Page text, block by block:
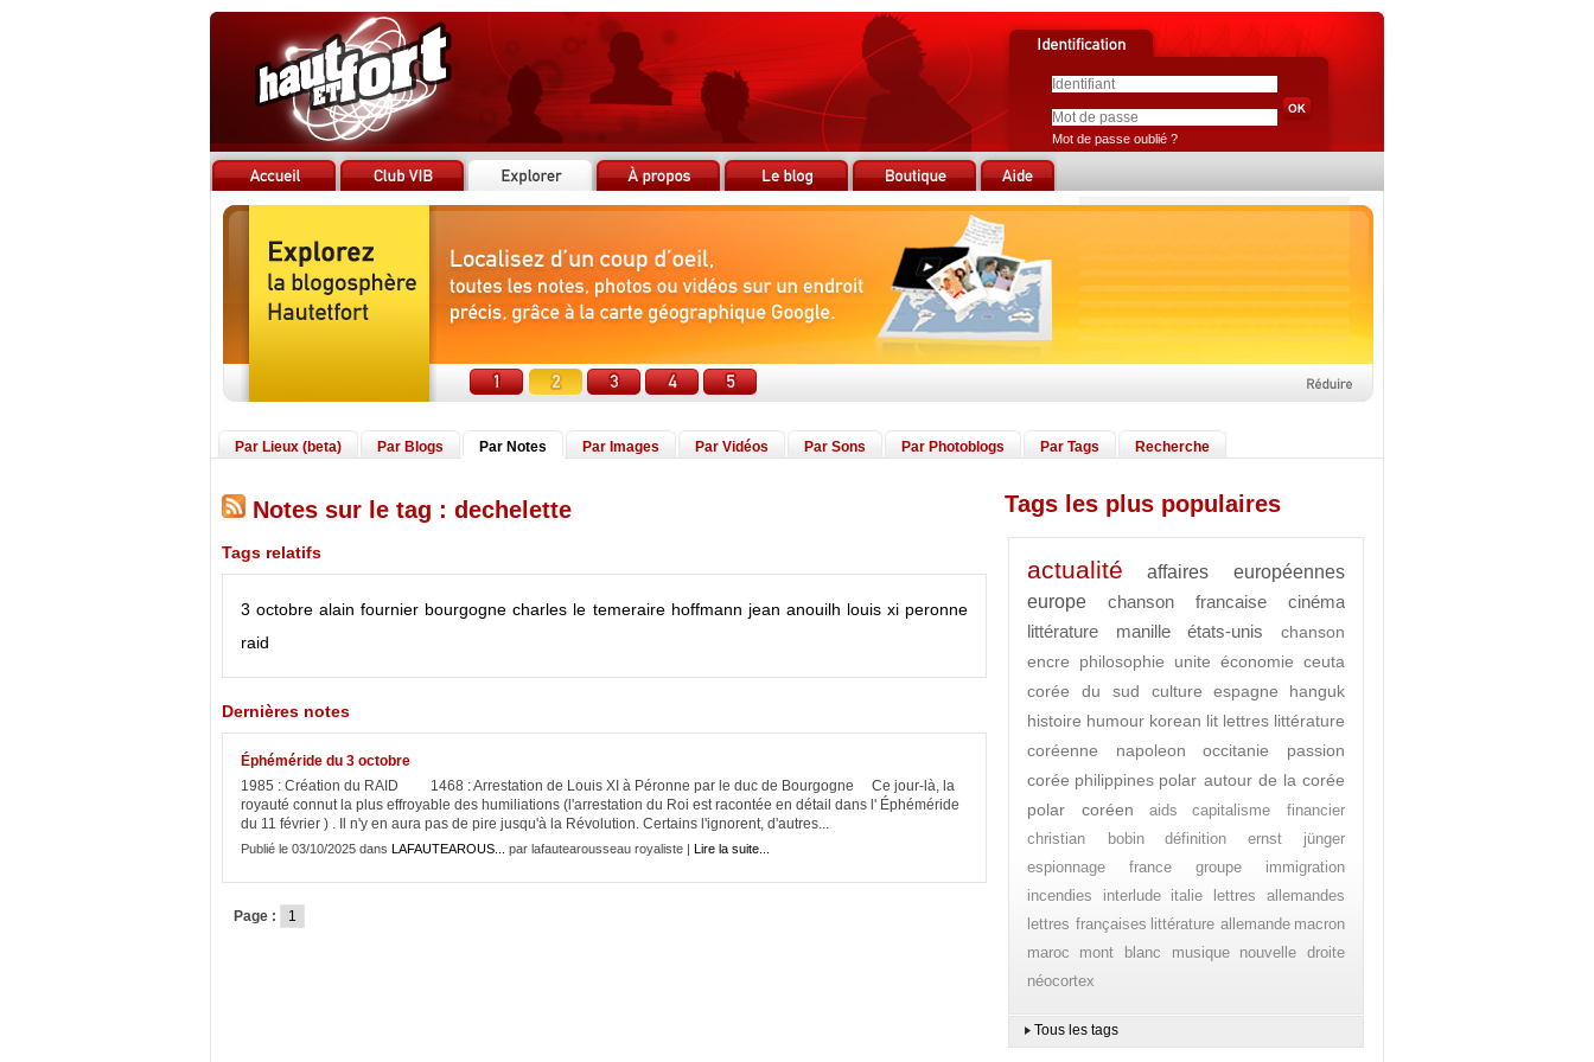
Mot de passe oublié ?
Par Lieux (beta) Par Blogs Par Notes Par Images Par Vidéos Par Sons Par Photoblogs Par Tags Recherche
Notes sur le tag : dechelette
Tags relatifs
3 octobre alain fournier bourgogne charles le temeraire hoffmann jean anouilh louis xi peronne
raid
Dernières notes
Éphéméride du 3 octobre
1985 : Création du RAID 1468 : Arrestation de Louis XI à Péronne par le duc de Bourgogne Ce jour-là, la
royauté connut la plus effroyable des humiliations (l'arrestation du Roi est racontée en détail dans l' Éphéméride
du 11 février ) . Il n'y en aura pas de pire jusqu'à la Révolution. Certains l'ignorent, d'autres...
Publié le 03/10/2025 dans LAFAUTEAROUS... par lafautearousseau royaliste | Lire la suite...
Page : 1
Tags les plus populaires
actualité
affaires européennes
europe
chanson francaise
cinéma
littérature
manille états-unis
chanson
encre
philosophie unite économie ceuta
corée du sud
culture espagne
hanguk
histoire humour korean lit lettres littérature
coréenne
napoleon occitanie
passion
corée philippines polar autour de la corée
polar coréen
aids
capitalisme financier
christian bobin
définition
ernst jünger
espionnage
france groupe
immigration
incendies
interlude italie
lettres allemandes
lettres françaises littérature allemande macron
maroc
mont blanc musique
nouvelle droite
néocortex
Tous les tags